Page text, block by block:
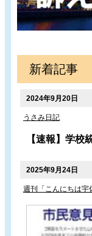
新着記事
2024年9月20日
うさみ日記
【速報】学校
2025年9月24日
週刊「こんにちは宇